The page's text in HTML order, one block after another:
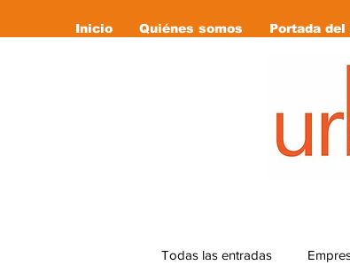
Inicio Quiénes somos Portada del
Todas las entradas